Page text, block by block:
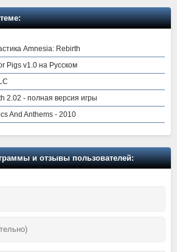
Amnesia: Rebirth
Pigs v1.0 на Русском
2.02 - полная версия игры
And Anthems - 2010
и отзывы пользователей: